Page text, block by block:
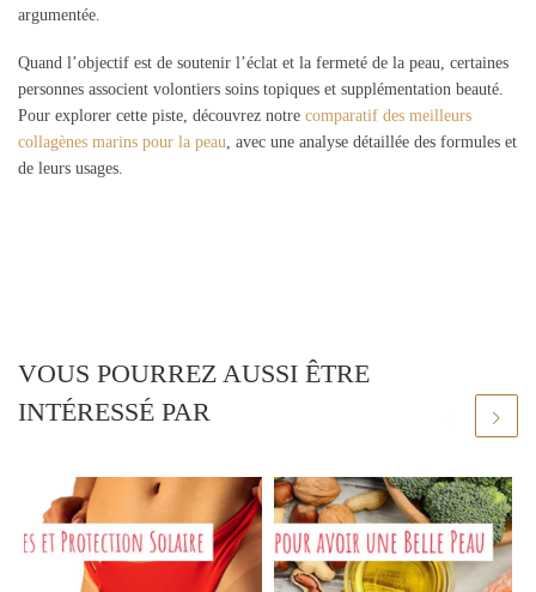
argumentée.
Quand l’objectif est de soutenir l’éclat et la fermeté de la peau, certaines
personnes associent volontiers soins topiques et supplémentation beauté.
Pour explorer cette piste, découvrez notre comparatif des meilleurs
collagènes marins pour la peau, avec une analyse détaillée des formules et
de leurs usages.
VOUS POURREZ AUSSI ÊTRE
INTÉRESSÉ PAR